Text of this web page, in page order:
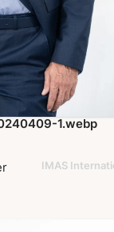
1.webp
IMAS